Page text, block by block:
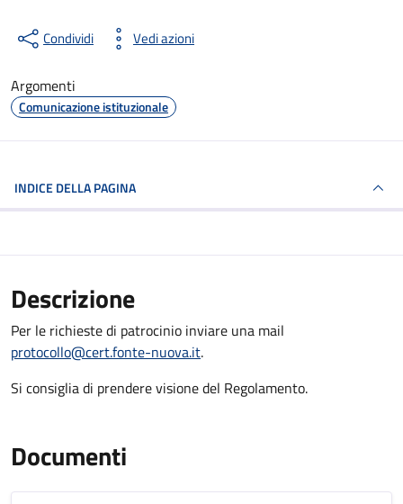
Condividi Vedi azioni
Argomenti
Comunicazione istituzionale
INDICE DELLA PAGINA
Descrizione
Per le richieste di patrocinio inviare una mail
protocollo@cert.fonte-nuova.it.
Si consiglia di prendere visione del Regolamento.
Documenti